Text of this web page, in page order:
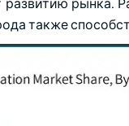
также